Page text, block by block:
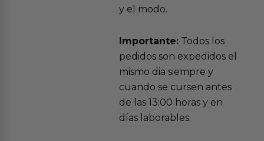
y el modo.
Importante:Todos los
pedidos son expedidos el
mismo dia siempre y
cuando se cursen antes
de las 13:00 horas y en
días laborables.